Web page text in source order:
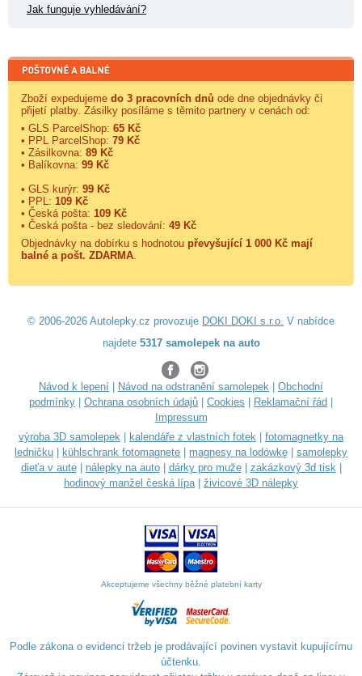
Jak funguje vyhledávání?
Zboží expedujeme do 3 pracovních dnů ode dne objednávky či
přijetí platby. Zásilky posíláme s těmito partnery v cenách od:
• GLS ParcelShop: 65 Kč
• PPL ParcelShop: 79 Kč
• Zásilkovna: 89 Kč
• Balíkovna: 99 Kč
• GLS kurýr: 99 Kč
• PPL: 109 Kč
• Česká pošta: 109 Kč
• Česká pošta - bez sledování: 49 Kč
Objednávky na dobírku s hodnotou převyšující 1 000 Kč mají
balné a pošt. ZDARMA
© 2006-2026 Autolepky.cz provozuje DOKI DOKI s.r.o. V nabídce
najdete 5317 samolepek na auto
Návod k lepení Návod na odstranění samolepek
Obchodní
podmínky
Ochrana osobních údajů Cookies Reklamační řád
Impressum
výroba 3D samolepek
kalendáře z vlastních fotek
fotomagnetky na
ledničku
kühlschrank fotomagnete magnesy na lodówkę
samolepky
dieťa v aute| nálepky na auto| dárky pro muže| zakázkový 3d tisk|
hodinový manžel česká lípa| živicové 3D nálepky
Akceptujeme všechny běžné platební karty
Podle zákona o evidenci tržeb je prodávající povinen vystavit kupujícímu
účtenku.